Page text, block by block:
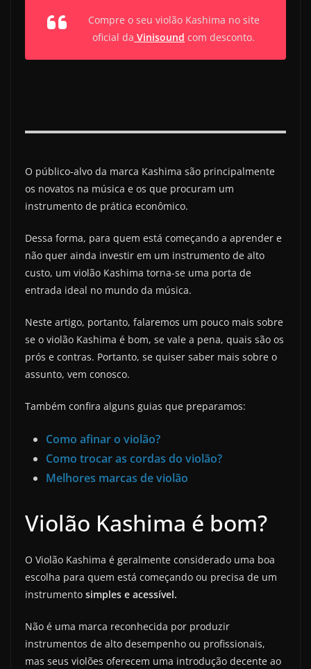
Compre o seu violão Kashima no site
oficial da Vinisound com desconto.
O público-alvo da marca Kashima são principalmente
os novatos na música e os que procuram um
instrumento de prática econômico.
Dessa forma, para quem está começando a aprender e
não quer ainda investir em um instrumento de alto
custo, um violão Kashima torna-se uma porta de
entrada ideal no mundo da música.
Neste artigo, portanto, falaremos um pouco mais sobre
se o violão Kashima é bom, se vale a pena, quais são os
prós e contras. Portanto, se quiser saber mais sobre o
assunto, vem conosco.
Também confira alguns guias que preparamos:
Como afinar o violão?
Como trocar as cordas do violão?
Melhores marcas de violão
Violão Kashima é bom?
O Violão Kashima é geralmente considerado uma boa
escolha para quem está começando ou precisa de um
instrumento simples e acessível.
Não é uma marca reconhecida por produzir
instrumentos de alto desempenho ou profissionais,
mas seus violões oferecem uma introdução decente ao